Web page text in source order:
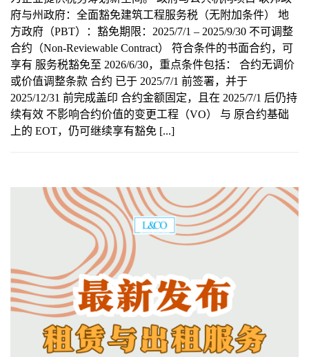
府与州政府：全面豁免建筑工程服务税（无附加条件） 地
方政府（PBT）：豁免期限：2025/7/1 – 2025/9/30 不可调整
合约（Non-Reviewable Contract） 符合条件的书面合约，可
享有 服务税豁免至 2026/6/30，重点条件包括： 合约无调价
或价值调整条款 合约 已于 2025/7/1 前签署，并于
2025/12/31 前完成盖印 合约金额固定，且在 2025/7/1 后仍持
续有效 不影响合约价值的变更工程（VO） 与 原合约基础
上的 EOT，仍可继续享有豁免 [...]